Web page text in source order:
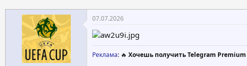
к
ц
и
и
07.07.2026
Реклама: 🔥 Хочешь получить Telegram Premium